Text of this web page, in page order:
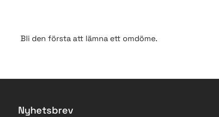
Bli den första att lämna ett omdöme.
Nyhetsbrev